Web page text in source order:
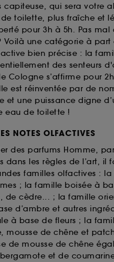
capiteuse, qui sera votre
de toilette, plus fraîche et
pour 3h à 5h. Pas mal
Voilà une catégorie à
bien précise : la
des senteurs
Cologne s’affirme pour
est réinventée par de
et une puissance digne
eau de toilette !
NOTES OLFACTIVES
des parfums Homme,
dans les règles de l’art, il
familles olfactives :
; la famille boisée à
de cèdre... ; la famille
d’ambre et autres
à base de fleurs ; la
mousse de chêne et
de mousse de chêne
et de